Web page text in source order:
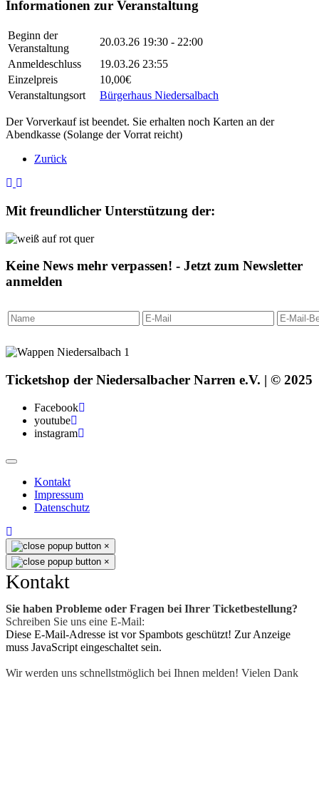
Informationen zur Veranstaltung
Beginn der
Veranstaltung
20.03.26 19:30 - 22:00
Anmeldeschluss
19.03.26 23:55
Einzelpreis
10,00€
Veranstaltungsort
Bürgerhaus Niedersalbach
Der Vorverkauf ist beendet. Sie erhalten noch Karten an der
Abendkasse (Solange der Vorrat reicht)
Zurück
Mit freundlicher Unterstützung der:
Keine News mehr verpassen! - Jetzt zum Newsletter
anmelden
Ticketshop der Niedersalbacher Narren e.V. | © 2025
Facebook
youtube
instagram
Kontakt
Impressum
Datenschutz
×
×
Kontakt
Sie haben Probleme oder Fragen bei Ihrer Ticketbestellung?
Schreiben Sie uns eine E-Mail:
Diese E-Mail-Adresse ist vor Spambots geschützt! Zur Anzeige
muss JavaScript eingeschaltet sein.
Wir werden uns schnellstmöglich bei Ihnen melden! Vielen Dank